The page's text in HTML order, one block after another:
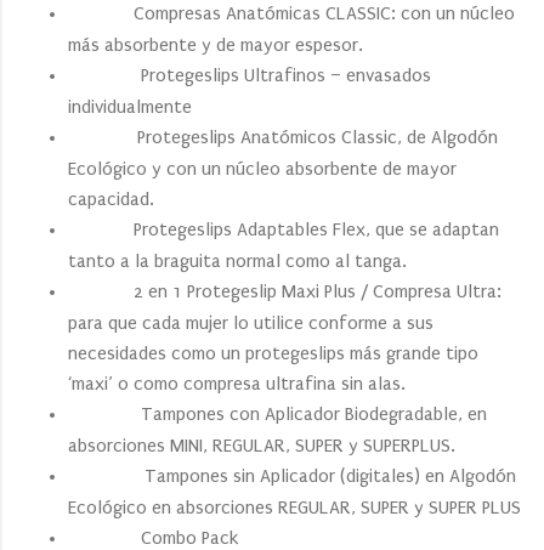
Compresas Anatómicas CLASSIC: con un núcleo
más absorbente y de mayor espesor.
Protegeslips Ultrafinos – envasados
individualmente
Protegeslips Anatómicos Classic, de Algodón
Ecológico y con un núcleo absorbente de mayor
capacidad.
Protegeslips Adaptables Flex, que se adaptan
tanto a la braguita normal como al tanga.
2 en 1 Protegeslip Maxi Plus / Compresa Ultra:
para que cada mujer lo utilice conforme a sus
necesidades como un protegeslips más grande tipo
‘maxi’ o como compresa ultrafina sin alas.
Tampones con Aplicador Biodegradable, en
absorciones MINI, REGULAR, SUPER y SUPERPLUS.
Tampones sin Aplicador (digitales) en Algodón
Ecológico en absorciones REGULAR, SUPER y SUPER PLUS
Combo Pack